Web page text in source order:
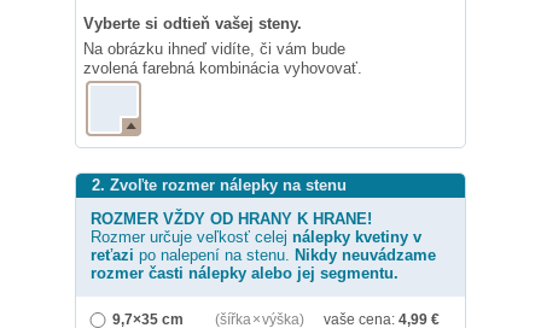
Vyberte si odtieň vašej steny.
Na obrázku ihneď vidíte, či vám bude
zvolená farebná kombinácia vyhovovať.
2. Zvoľte rozmer nálepky na stenu
ROZMER VŽDY OD HRANY K HRANE!
Rozmer určuje veľkosť celej nálepky kvetiny v
reťazi po nalepení na stenu. Nikdy neuvádzame
rozmer časti nálepky alebo jej segmentu.
9,7×35 cm (šířka × výška) vaše cena: 4,99 €